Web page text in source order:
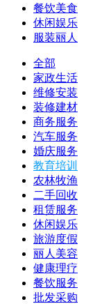
餐饮美食
休闲娱乐
服装丽人
全部
家政生活
维修安装
装修建材
商务服务
汽车服务
婚庆服务
教育培训
农林牧渔
二手回收
租赁服务
休闲娱乐
旅游度假
丽人美容
健康理疗
餐饮服务
批发采购